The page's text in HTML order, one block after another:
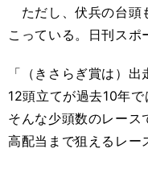
ただし、伏兵の台頭
こっている。日刊スポ
「（きさらぎ賞は）
12頭立てが過去10年で
そんな少頭数のレース
高配当まで狙えるレー